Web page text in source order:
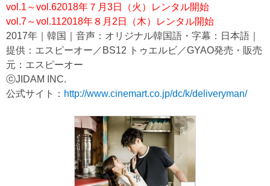
vol.1～vol.62018年７月3日（火）レンタル開始
vol.7～vol.112018年８月2日（木）レンタル開始
2017年｜韓国｜音声：オリジナル韓国語・字幕：日本語｜
提供：エスピーオー／BS12 トゥエルビ／GYAO発売・販売
元：エスピーオー
ⓒJIDAM INC.
公式サイト： http://www.cinemart.co.jp/dc/k/deliveryman/